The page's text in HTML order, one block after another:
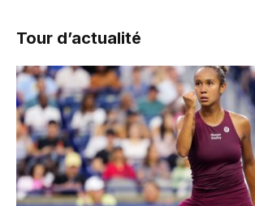
Tour d’actualité